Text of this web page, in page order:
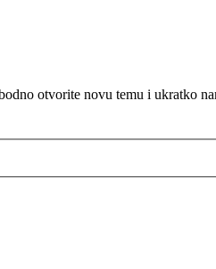
otvorite novu temu i ukratko